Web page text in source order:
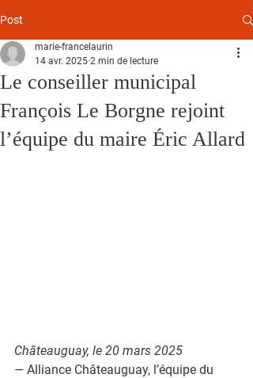
Post
Le conseiller municipal
François Le Borgne rejoint
l’équipe du maire Éric Allard
marie-francelaurin
14 avr. 2025 2 min de lecture
Châteauguay, le 20 mars 2025
— Alliance Châteauguay, l’équipe du